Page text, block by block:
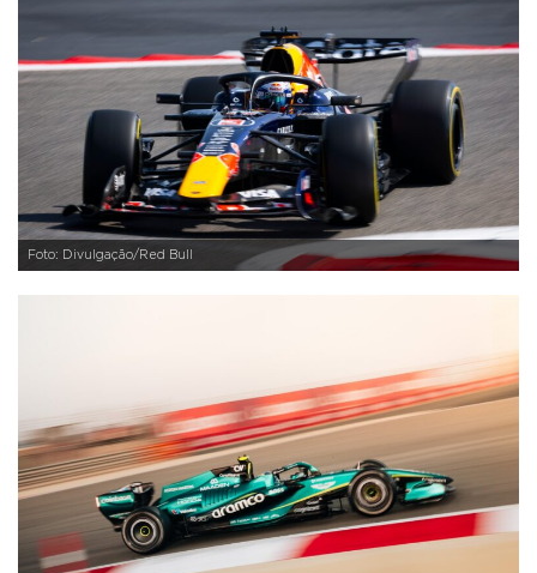
Foto: Divulgação/Red Bull